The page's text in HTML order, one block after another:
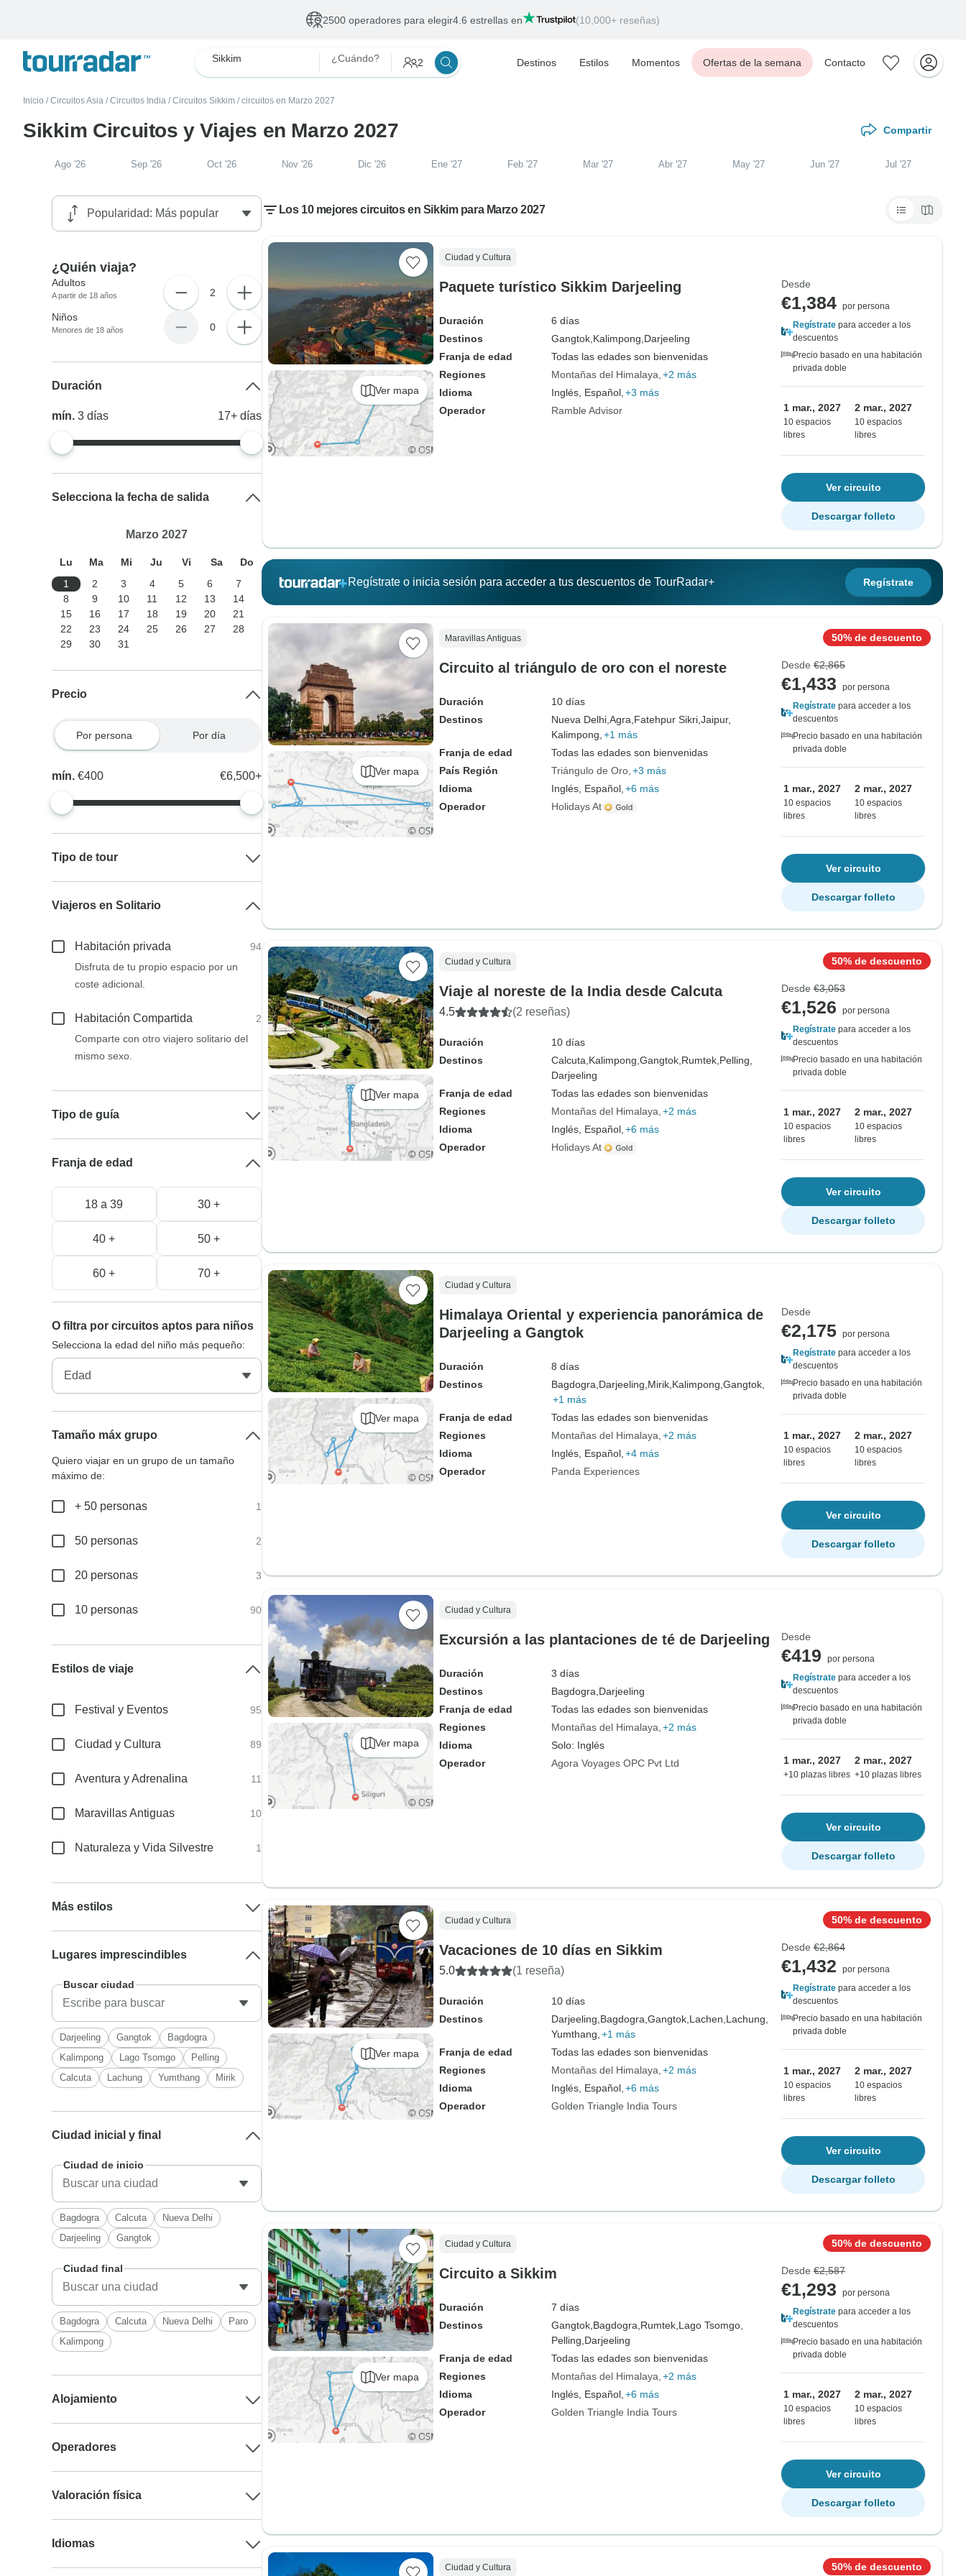
2500 operadores para elegir4.6 estrellas en (10,000+ reseñas)
Sikkim ¿Cuándo? 2 Destinos Estilos Momentos Ofertas de la semana Contacto
Inicio / Circuitos Asia / Circuitos India / Circuitos Sikkim / circuitos en Marzo 2027
Sikkim Circuitos y Viajes en Marzo 2027 Compartir
Ago '26 Sep '26 Oct '26 Nov '26 Dic '26 Ene '27 Feb '27 Mar '27 Abr '27 May '27 Jun '27 Jul '27
Los 10 mejores circuitos en Sikkim para Marzo 2027
Ver mapa
Ciudad y Cultura
Paquete turístico Sikkim Darjeeling
Duración
6 días
Destinos
Gangtok, Kalimpong, Darjeeling
Franja de edad
Todas las edades son bienvenidas
Regiones
Montañas del Himalaya +2 más
Idioma
Inglés, Español, +3 más
Operador
Ramble Advisor
Desde
€1,384 por persona
Regístrate para acceder a los
descuentos
Precio basado en una habitación
privada doble
1 mar., 2027
10 espacios
libres
2 mar., 2027
10 espacios
libres
Ver circuito
Descargar folleto
Regístrate o inicia sesión para acceder a tus descuentos de TourRadar+ Regístrate
Ver mapa
Maravillas Antiguas
Circuito al triángulo de oro con el noreste
Duración
10 días
Destinos
Nueva Delhi, Agra, Fatehpur Sikri, Jaipur,
Kalimpong, +1 más
Franja de edad
Todas las edades son bienvenidas
País Región
Triángulo de Oro +3 más
Idioma
Inglés, Español, +6 más
Operador
Holidays At
50% de descuento
Desde €2,865
€1,433
por persona
Regístrate para acceder a los
descuentos
Precio basado en una habitación
privada doble
1 mar., 2027
10 espacios
libres
2 mar., 2027
10 espacios
libres
Ver circuito
Descargar folleto
Ver mapa
Ciudad y Cultura
Viaje al noreste de la India desde Calcuta
4.5 (2 reseñas)
Duración
10 días
Destinos
Calcuta, Kalimpong, Gangtok, Rumtek, Pelling,
Darjeeling
Franja de edad
Todas las edades son bienvenidas
Regiones
Montañas del Himalaya +2 más
Idioma
Inglés, Español, +6 más
Operador
Holidays At
50% de descuento
Desde €3,053
€1,526
por persona
Regístrate para acceder a los
descuentos
Precio basado en una habitación
privada doble
1 mar., 2027
10 espacios
libres
2 mar., 2027
10 espacios
libres
Ver circuito
Descargar folleto
Ver mapa
Ciudad y Cultura
Himalaya Oriental y experiencia panorámica de
Darjeeling a Gangtok
Duración
8 días
Destinos
Bagdogra, Darjeeling, Mirik, Kalimpong, Gangtok,
+1 más
Franja de edad
Todas las edades son bienvenidas
Regiones
Montañas del Himalaya +2 más
Idioma
Inglés, Español, +4 más
Operador
Panda Experiences
Desde
€2,175 por persona
Regístrate para acceder a los
descuentos
Precio basado en una habitación
privada doble
1 mar., 2027
10 espacios
libres
2 mar., 2027
10 espacios
libres
Ver circuito
Descargar folleto
Ver mapa
Ciudad y Cultura
Excursión a las plantaciones de té de Darjeeling
Duración
3 días
Destinos
Bagdogra, Darjeeling
Franja de edad
Todas las edades son bienvenidas
Regiones
Montañas del Himalaya +2 más
Idioma
Solo: Inglés
Operador
Agora Voyages OPC Pvt Ltd
Desde
€419
por persona
Regístrate para acceder a los
descuentos
Precio basado en una habitación
privada doble
1 mar., 2027
+10 plazas libres
2 mar., 2027
+10 plazas libres
Ver circuito
Descargar folleto
Ver mapa
Ciudad y Cultura
Vacaciones de 10 días en Sikkim
5.0 (1 reseña)
Duración
10 días
Destinos
Darjeeling, Bagdogra, Gangtok, Lachen, Lachung,
Yumthang, +1 más
Franja de edad
Todas las edades son bienvenidas
Regiones
Montañas del Himalaya +2 más
Idioma
Inglés, Español, +6 más
Operador
Golden Triangle India Tours
50% de descuento
Desde €2,864
€1,432
por persona
Regístrate para acceder a los
descuentos
Precio basado en una habitación
privada doble
1 mar., 2027
10 espacios
libres
2 mar., 2027
10 espacios
libres
Ver circuito
Descargar folleto
Ver mapa
Ciudad y Cultura
Circuito a Sikkim
Duración
7 días
Destinos
Gangtok, Bagdogra, Rumtek, Lago Tsomgo,
Pelling, Darjeeling
Franja de edad
Todas las edades son bienvenidas
Regiones
Montañas del Himalaya +2 más
Idioma
Inglés, Español, +6 más
Operador
Golden Triangle India Tours
50% de descuento
Desde €2,587
€1,293
por persona
Regístrate para acceder a los
descuentos
Precio basado en una habitación
privada doble
1 mar., 2027
10 espacios
libres
2 mar., 2027
10 espacios
libres
Ver circuito
Descargar folleto
Ciudad y Cultura 50% de descuento
¿Quién viaja?
Adultos
A partir de 18 años 2
Niños
Menores de 18 años 0
Duración
mín.3días 17+ días
Selecciona la fecha de salida
Marzo 2027
Lu Ma Mi Ju Vi Sa
Do
1
2 3 4 5 6
7
8
9 10 11 12 13
14
15
16 17 18 19 20
21
22
23 24 25 26 27
28
29
30 31
Precio
Por persona Por día
mín.€400 €6,500+
Tipo de tour
Viajeros en Solitario
Habitación privada
94
Disfruta de tu propio espacio por un
coste adicional.
Habitación Compartida
2
Comparte con otro viajero solitario del
mismo sexo.
Tipo de guía
Franja de edad
18 a 39 30 +
40 + 50 +
60 + 70 +
O filtra por circuitos aptos para niños
Selecciona la edad del niño más pequeño:
Tamaño máx grupo
Quiero viajar en un grupo de un tamaño
máximo de:
+ 50 personas 1
50 personas 2
20 personas 3
10 personas 90
Estilos de viaje
Festival y Eventos 95
Ciudad y Cultura 89
Aventura y Adrenalina 11
Maravillas Antiguas 10
Naturaleza y Vida Silvestre 1
Más estilos
Lugares imprescindibles
Buscar ciudad
Darjeeling Gangtok
Bagdogra
Kalimpong
Lago Tsomgo
Pelling
Calcuta
Lachung Yumthang Mirik
Ciudad inicial y final
Ciudad de inicio
Bagdogra Calcuta
Nueva Delhi
Darjeeling
Gangtok
Ciudad final
Bagdogra Calcuta Nueva Delhi
Paro
Kalimpong
Alojamiento
Operadores
Valoración física
Idiomas